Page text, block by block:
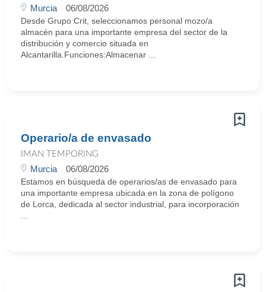
Murcia 06/08/2026
Desde Grupo Crit, seleccionamos personal mozo/a
almacén para una importante empresa del sector de la
distribución y comercio situada en
Alcantarilla.Funciones:Almacenar ...
Operario/a de envasado
IMAN TEMPORING
Murcia 06/08/2026
Estamos en búsqueda de operarios/as de envasado para
una importante empresa ubicada en la zona de polígono
de Lorca, dedicada al sector industrial, para incorporación